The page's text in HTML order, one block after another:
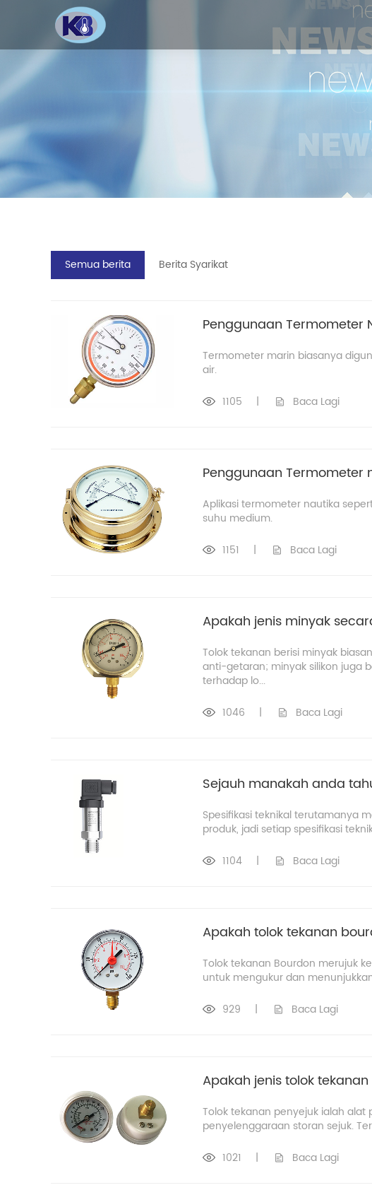
Semua berita Berita Syarikat
Penggunaan Termometer
Termometer marin biasanya
air.
1105 | Baca Lagi
Penggunaan Termometer
Aplikasi termometer nautika
suhu medium.
1151 | Baca Lagi
Apakah jenis minyak
Tolok tekanan berisi minyak
anti-getaran; minyak silikon juga
terhadap lo...
1046 | Baca Lagi
Sejauh manakah anda
Spesifikasi teknikal terutamanya
produk, jadi setiap spesifikasi
1104 | Baca Lagi
Apakah tolok tekanan
Tolok tekanan Bourdon merujuk
untuk mengukur dan
929 | Baca Lagi
Apakah jenis tolok
Tolok tekanan penyejuk​ ialah
penyelenggaraan storan sejuk.
1021 | Baca Lagi